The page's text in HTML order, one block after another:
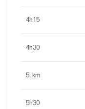
4h15
4h30
5 km
5h30